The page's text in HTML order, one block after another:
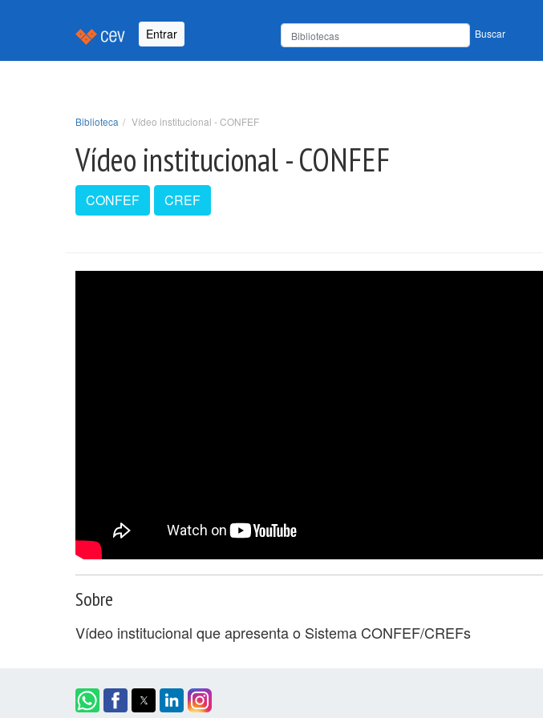
Entrar Buscar
Biblioteca Vídeo institucional - CONFEF
Vídeo institucional - CONFEF
CONFEF CREF
Sobre
Vídeo institucional que apresenta o Sistema CONFEF/CREFs